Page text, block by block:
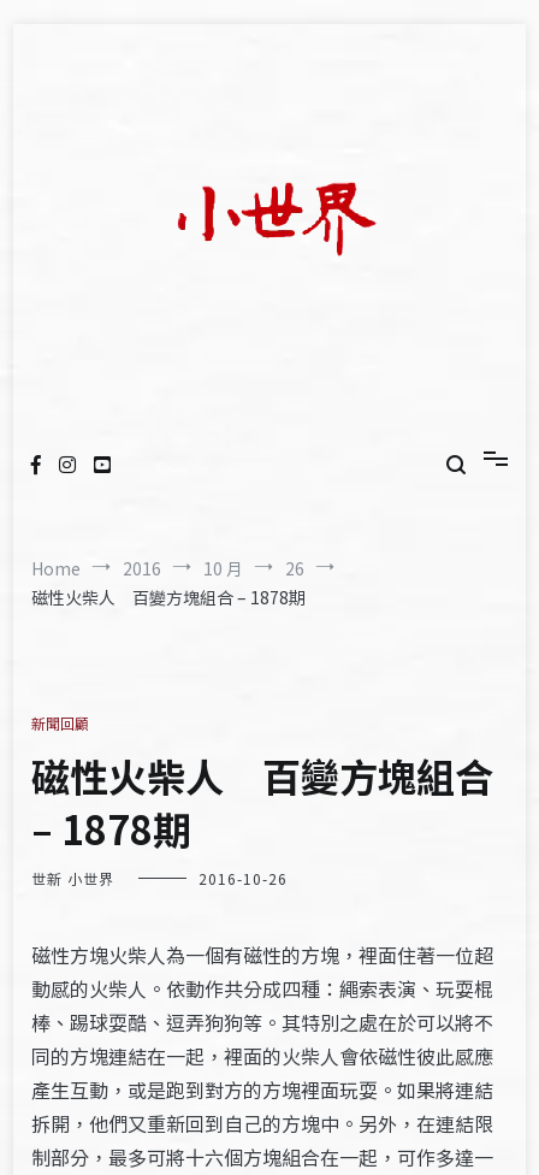
Home 2016 10 月
26
磁性火柴人 百變方塊組合 – 1878期
新聞回顧
磁性火柴人 百變方塊組合
– 1878期
世新 小世界 2016-10-26
磁性方塊火柴人為一個有磁性的方塊，裡面住著一位超
動感的火柴人。依動作共分成四種：繩索表演、玩耍棍
棒、踢球耍酷、逗弄狗狗等。其特別之處在於可以將不
同的方塊連結在一起，裡面的火柴人會依磁性彼此感應
產生互動，或是跑到對方的方塊裡面玩耍。如果將連結
拆開，他們又重新回到自己的方塊中。另外，在連結限
制部分，最多可將十六個方塊組合在一起，可作多達一